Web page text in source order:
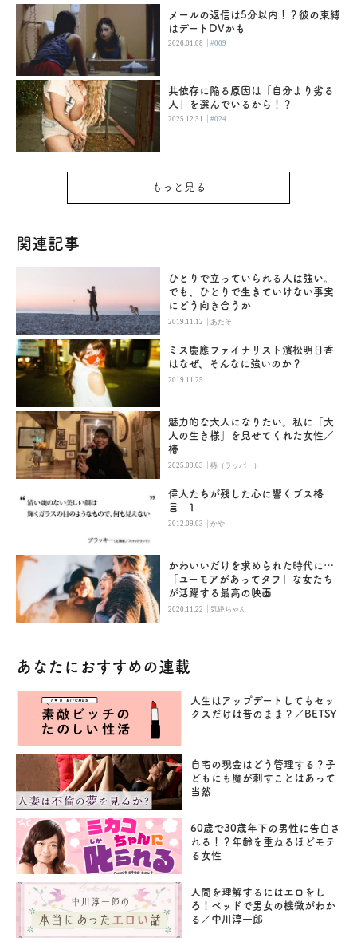
メールの返信は5分以内！？彼の束縛
はデートDVかも
2026.01.08 |#009
共依存に陥る原因は「自分より劣る
人」を選んでいるから！？
2025.12.31 |#024
もっと見る
関連記事
ひとりで立っていられる人は強い。
でも、ひとりで生きていけない事実
にどう向き合うか
2019.11.12 | あたそ
ミス慶應ファイナリスト濱松明日香
はなぜ、そんなに強いのか？
2019.11.25
魅力的な大人になりたい。私に「大
人の生き様」を見せてくれた女性／
椿
2025.09.03 |椿（ラッパー）
偉人たちが残した心に響くブス格
言 1
2012.09.03 |かや
かわいいだけを求められた時代に…
「ユーモアがあってタフ」な女たち
が活躍する最高の映画
2020.11.22 |気絶ちゃん
あなたにおすすめの連載
人生はアップデートしてもセッ
クスだけは昔のまま？／BETSY
自宅の現金はどう管理する？子
どもにも魔が刺すことはあって
当然
60歳で30歳年下の男性に告白さ
れる！？年齢を重ねるほどモテ
る女性
人間を理解するにはエロをし
ろ！ベッドで男女の機微がわか
る／中川淳一郎